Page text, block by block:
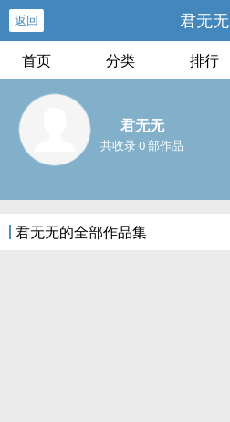
返回 君无无
首页 分类 排行
君无无
共收录 0 部作品
君无无的全部作品集